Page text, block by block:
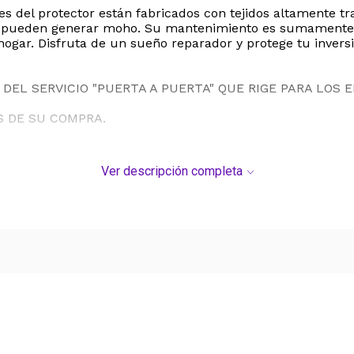
del protector están fabricados con tejidos altamente
generar moho. Su mantenimiento es
Disfruta de un sueño reparador y protege tu
SERVICIO "PUERTA A PUERTA" QUE RIGE PARA LOS
DE SU COMPRA.
Ver descripción completa